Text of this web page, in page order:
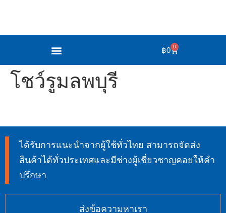
฿0 0
โชว์รูมลพบุรี
ได้รับการแนะนำจากผู้ใช้ทั่วไทย สามารถจัดส่ง
สินค้าได้ทั่วประเทศและมีช่างผู้เชี่ยวชาญคอยให้คำ
ปรึกษา
ส่งข้อความหาเรา